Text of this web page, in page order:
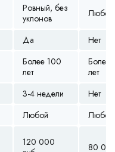
Ровный, без
уклонов
Любой
Да Нет
Более 100
лет
Более
лет
3-4 недели
Нет
Любой
Любой
120 000
80